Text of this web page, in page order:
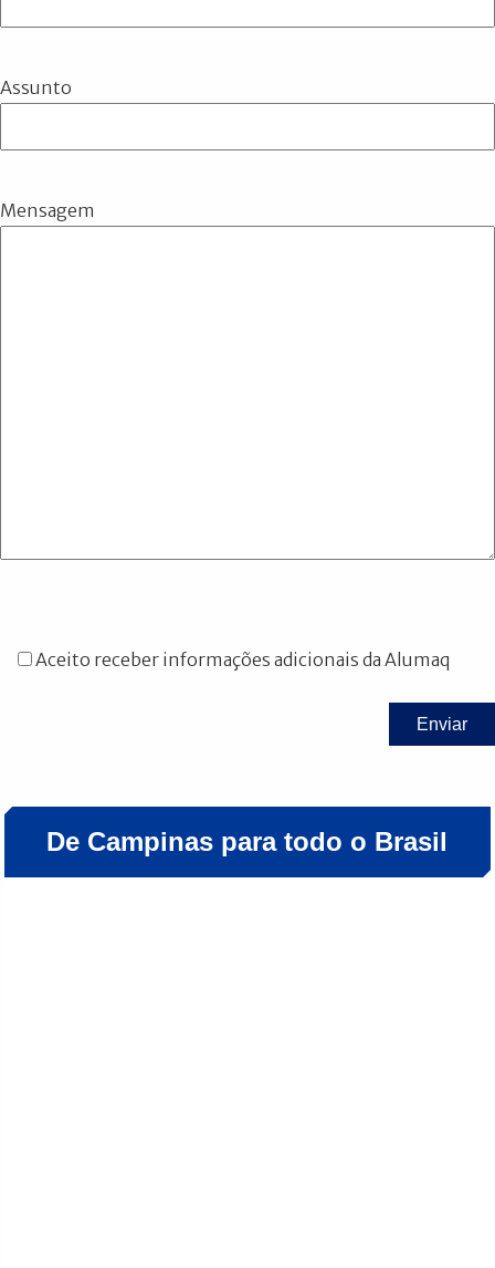
Assunto
Mensagem
Aceito receber informações adicionais da Alumaq
De Campinas para todo o Brasil